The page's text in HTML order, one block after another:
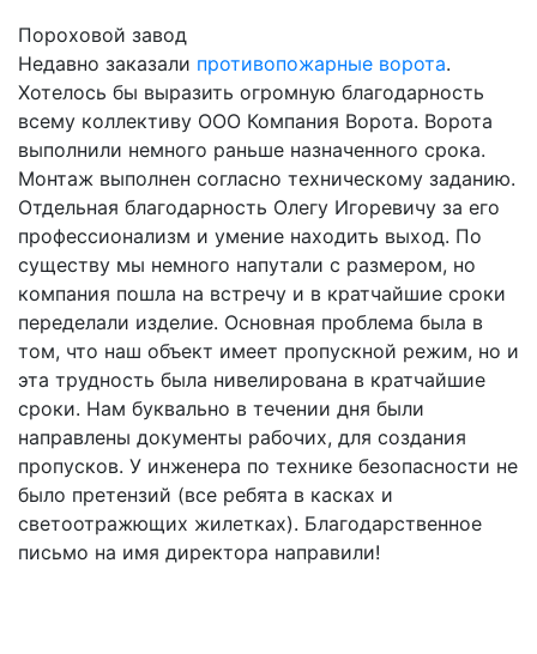
Пороховой завод
Недавно заказали противопожарные ворота.
Хотелось бы выразить огромную благодарность
всему коллективу ООО Компания Ворота. Ворота
выполнили немного раньше назначенного срока.
Монтаж выполнен согласно техническому заданию.
Отдельная благодарность Олегу Игоревичу за его
профессионализм и умение находить выход. По
существу мы немного напутали с размером, но
компания пошла на встречу и в кратчайшие сроки
переделали изделие. Основная проблема была в
том, что наш объект имеет пропускной режим, но и
эта трудность была нивелирована в кратчайшие
сроки. Нам буквально в течении дня были
направлены документы рабочих, для создания
пропусков. У инженера по технике безопасности не
было претензий (все ребята в касках и
светоотражющих жилетках). Благодарственное
письмо на имя директора направили!